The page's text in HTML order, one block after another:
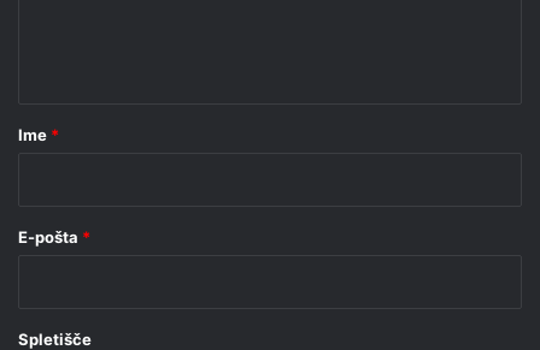
rIme *
E-pošta *
Spletišče